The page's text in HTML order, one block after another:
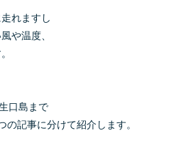
れますし
や温度、
口島まで
記事に分けて紹介します。